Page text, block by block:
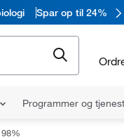
Spar op til 24%
Programmer og